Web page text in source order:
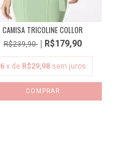
CAMISA TRICOLINE COLLOR
R$239,90 R$179,90
6 x de R$29,98 sem juros
COMPRAR